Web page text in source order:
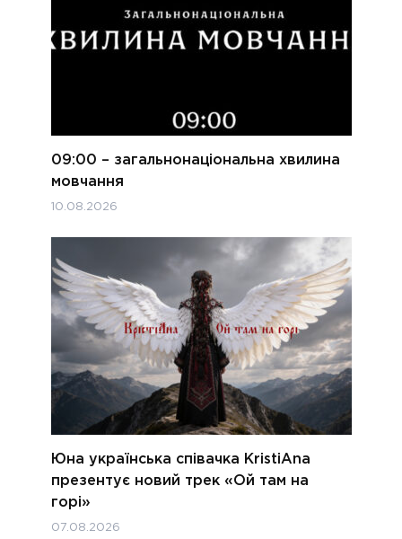
09:00 – загальнонаціональна хвилина
мовчання
10.08.2026
Юна українська співачка KristiAna
презентує новий трек «Ой там на
горі»
07.08.2026